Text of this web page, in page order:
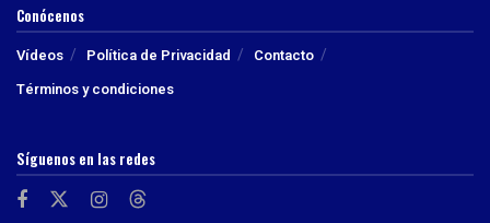
Conócenos
Vídeos Política de Privacidad
Contacto
Términos y condiciones
Síguenos en las redes